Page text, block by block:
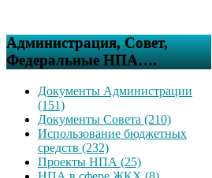
Администрация, Совет,
Федеральные НПА….
Документы Администрации
(151)
Документы Совета (210)
Использование бюджетных
средств (232)
Проекты НПА (25)